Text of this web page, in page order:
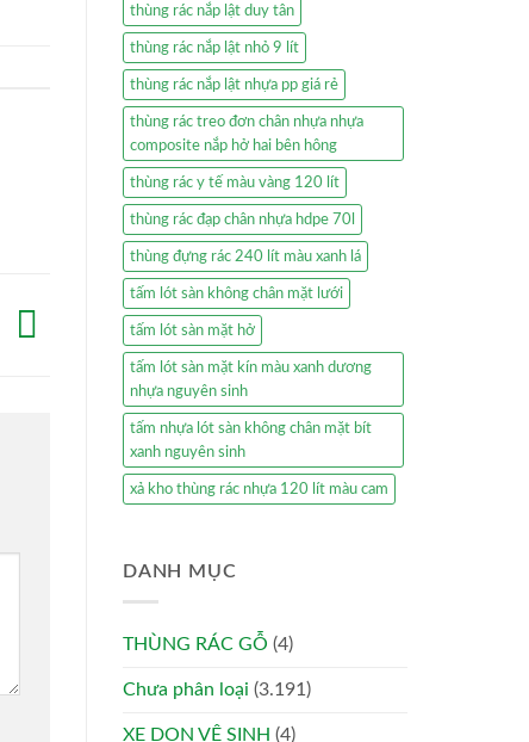
thùng rác nắp lật duy tân
thùng rác nắp lật nhỏ 9 lít
thùng rác nắp lật nhựa pp giá rẻ
thùng rác treo đơn chân nhựa nhựa
composite nắp hở hai bên hông
thùng rác y tế màu vàng 120 lít
thùng rác đạp chân nhựa hdpe 70l
thùng đựng rác 240 lít màu xanh lá
tấm lót sàn không chân mặt lưới
tấm lót sàn mặt hở
tấm lót sàn mặt kín màu xanh dương
nhựa nguyên sinh
tấm nhựa lót sàn không chân mặt bít
xanh nguyên sinh
xả kho thùng rác nhựa 120 lít màu cam
DANH MỤC
THÙNG RÁC GỖ (4)
Chưa phân loại (3.191)
XE DỌN VỆ SINH (4)